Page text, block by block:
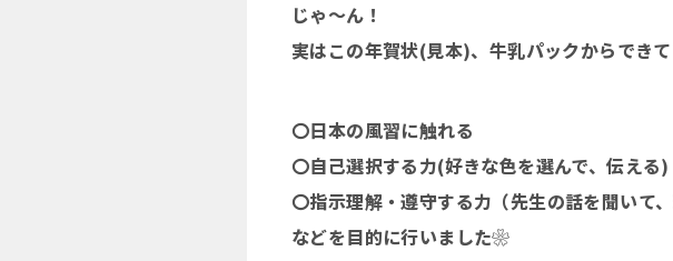
じゃ～ん！
実はこの年賀状(見本)、牛乳パックからできて
〇日本の風習に触れる
〇自己選択する力(好きな色を選んで、伝える)
〇指示理解・遵守する力（先生の話を聞いて
などを目的に行いました❀